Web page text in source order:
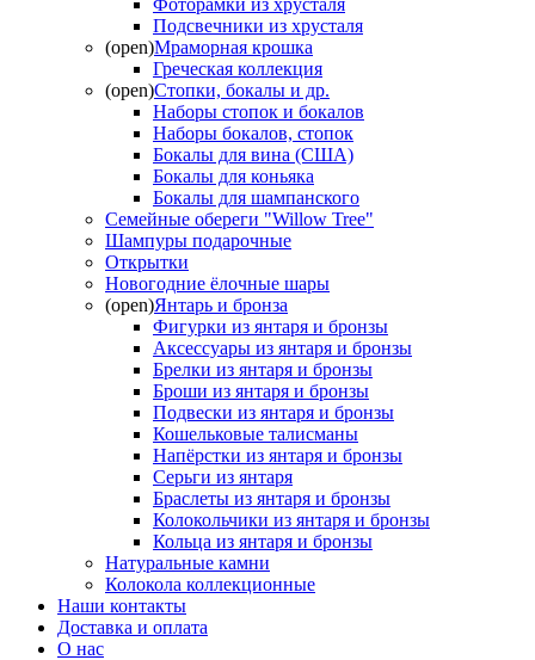
Подсвечники из хрусталя
(open)Мраморная крошка
Греческая коллекция
(open)Стопки, бокалы и др.
Наборы стопок и бокалов
Наборы бокалов, стопок
Бокалы для вина (США)
Бокалы для коньяка
Бокалы для шампанского
Семейные обереги "Willow Tree"
Шампуры подарочные
Открытки
Новогодние ёлочные шары
(open)Янтарь и бронза
Фигурки из янтаря и бронзы
Аксессуары из янтаря и бронзы
Брелки из янтаря и бронзы
Броши из янтаря и бронзы
Подвески из янтаря и бронзы
Кошельковые талисманы
Напёрстки из янтаря и бронзы
Серьги из янтаря
Браслеты из янтаря и бронзы
Колокольчики из янтаря и бронзы
Кольца из янтаря и бронзы
Натуральные камни
Колокола коллекционные
Наши контакты
Доставка и оплата
О нас